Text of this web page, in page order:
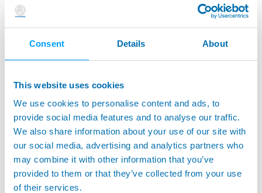
Consent Details About
This website uses cookies
We use cookies to personalise content and ads, to
provide social media features and to analyse our traffic.
We also share information about your use of our site with
our social media, advertising and analytics partners who
may combine it with other information that you’ve
provided to them or that they’ve collected from your use
of their services.